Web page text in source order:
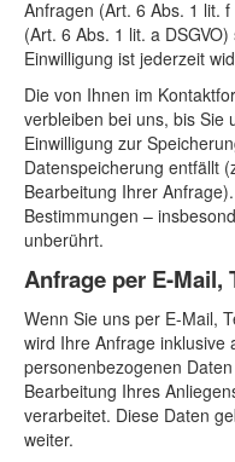
Anfragen (Art. 6 Abs. 1 lit.
(Art. 6 Abs. 1 lit. a
Einwilligung ist jederzeit
Die von Ihnen im
verbleiben bei uns, bis Sie
Einwilligung zur
Datenspeicherung entfällt
Bearbeitung Ihrer
Bestimmungen –
unberührt.
Anfrage per E-Mail,
Wenn Sie uns per E-Mail,
wird Ihre Anfrage inklusive
personenbezogenen
Bearbeitung Ihres
verarbeitet. Diese Daten
weiter.